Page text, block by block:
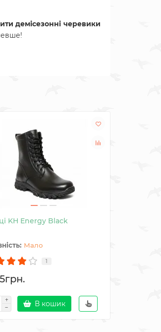
демісезонні черевики
KH Energy Black
Мало
1
В кошик